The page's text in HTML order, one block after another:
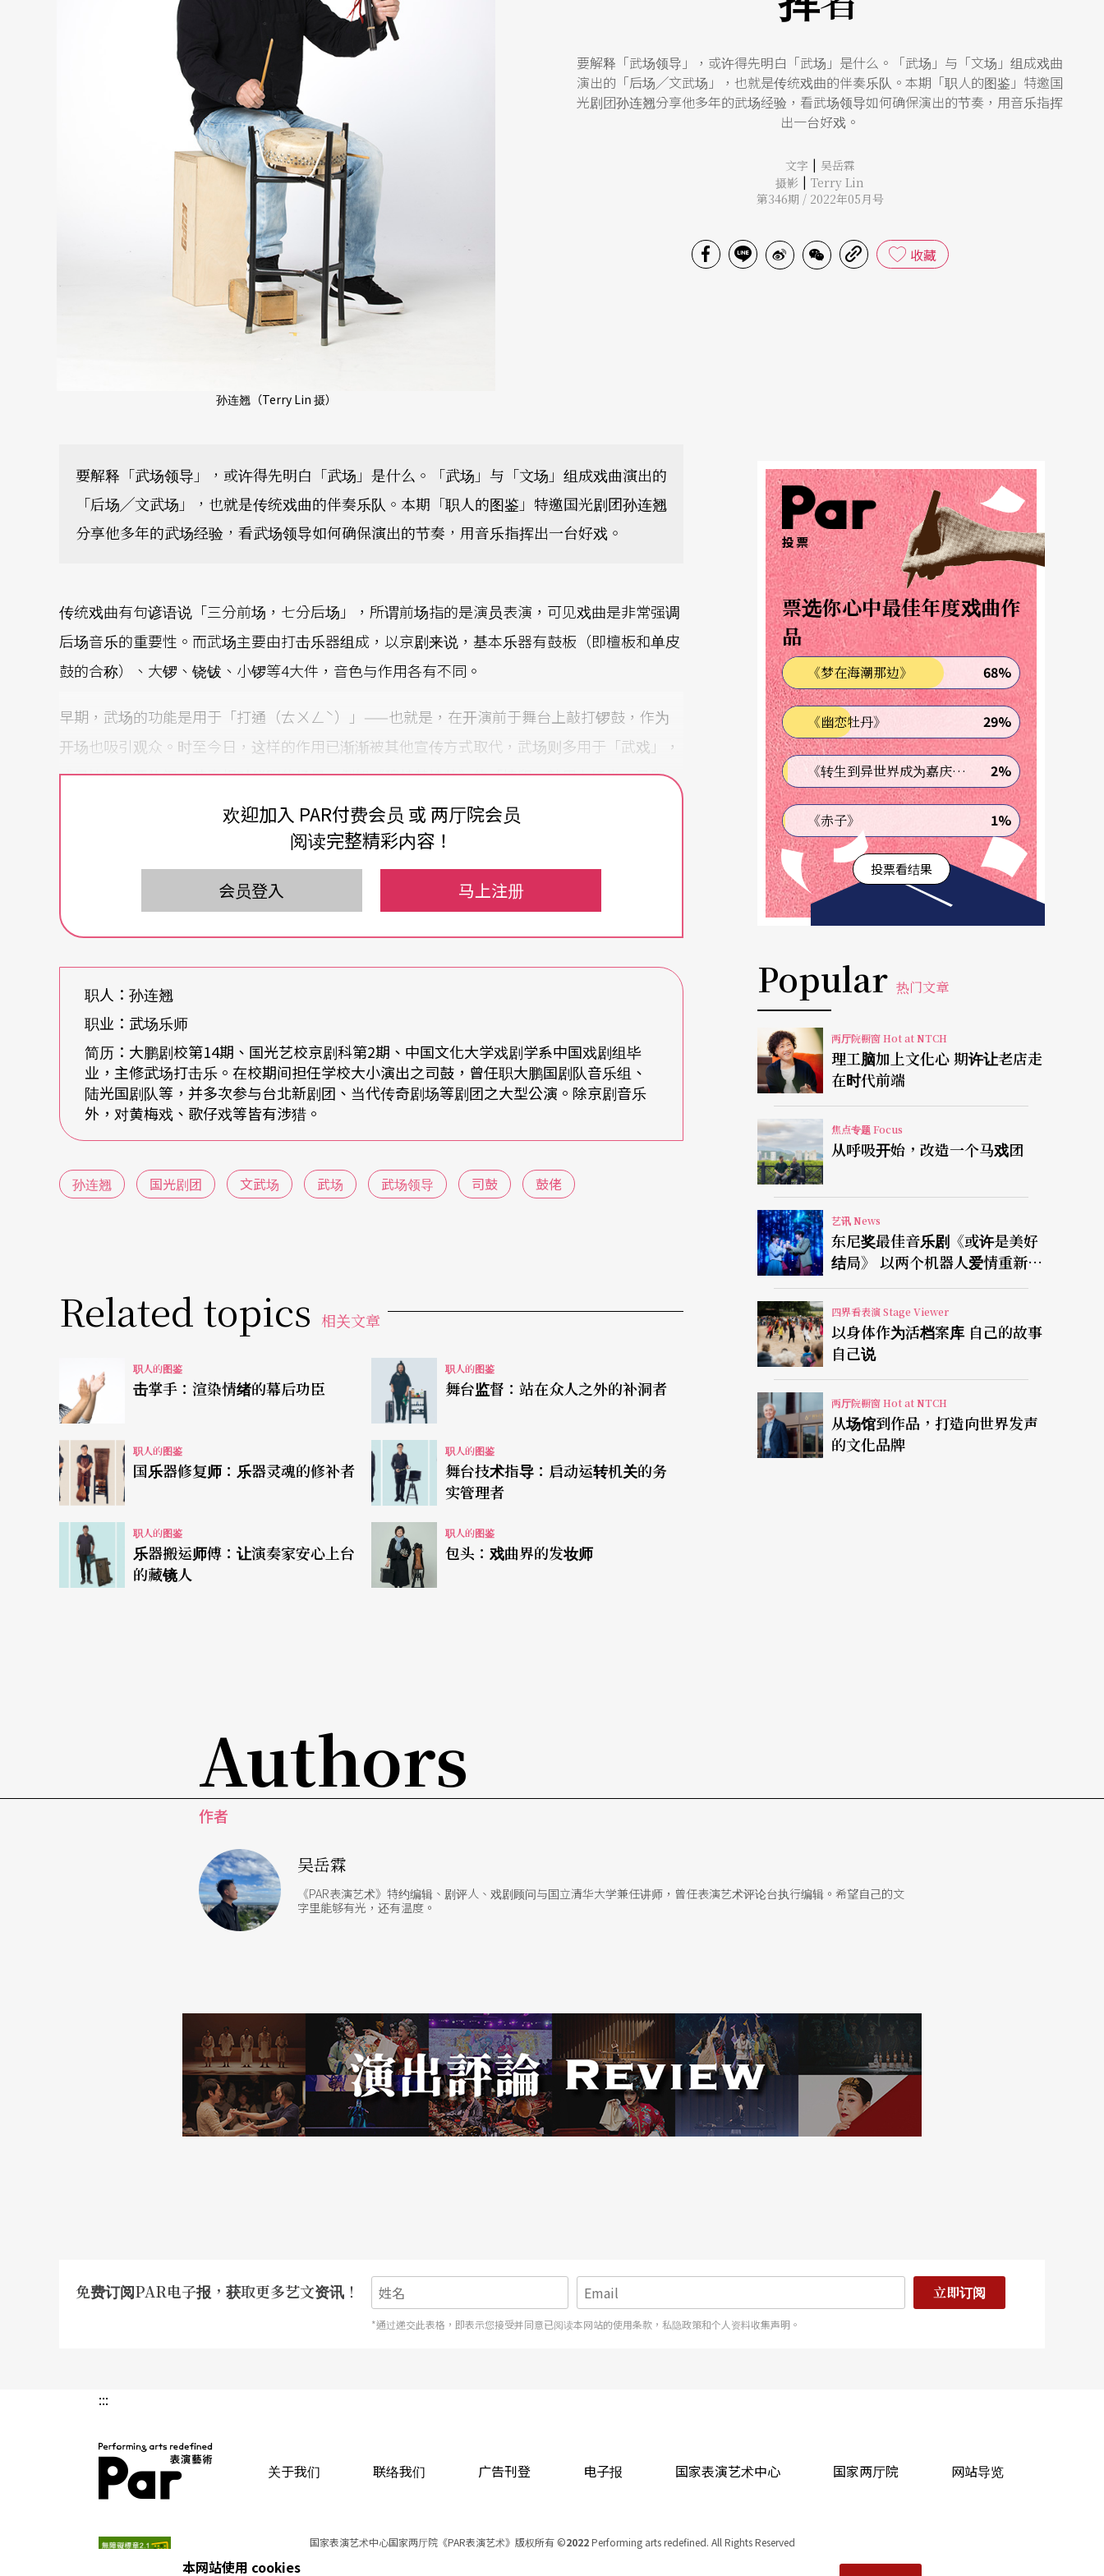
孙连翘（Terry Lin 摄）
要解释「武场领导」，或许得先明白「武场」是什么。「武场」与「文场」组成戏曲
演出的「后场╱文武场」，也就是传统戏曲的伴奏乐队。本期「职人的图鉴」特邀国
光剧团孙连翘分享他多年的武场经验，看武场领导如何确保演出的节奏，用音乐指挥
出一台好戏。
文字 | 吴岳霖
摄影 | Terry Lin
第346期 / 2022年05月号
收藏
要解释「武场领导」，或许得先明白「武场」是什么。「武场」与「文场」组成戏曲演出的
「后场╱文武场」，也就是传统戏曲的伴奏乐队。本期「职人的图鉴」特邀国光剧团孙连翘
分享他多年的武场经验，看武场领导如何确保演出的节奏，用音乐指挥出一台好戏。
传统戏曲有句谚语说「三分前场，七分后场」，所谓前场指的是演员表演，可见戏曲是非常强调
后场音乐的重要性。而武场主要由打击乐器组成，以京剧来说，基本乐器有鼓板（即檀板和单皮
鼓的合称）、大锣、铙钹、小锣等4大件，音色与作用各有不同。
早期，武场的功能是用于「打通（ㄊㄨㄥˋ）」——也就是，在开演前于舞台上敲打锣鼓，作为
开场也吸引观众。时至今日，这样的作用已渐渐被其他宣传方式取代，武场则多用于「武戏」，
或是比较需要热闹、节奏相对鲜明的场景，例如《穆桂英挂帅》的「捧印」就用九锤半、马腿、
阴锣一连串的锣鼓组合，与演员身段搭配，诠释穆桂英当时心境。
至于「武场领导」，与西方乐团的「指挥」类似。其不只是武场的领导者，整个后场也是由武场
领导掌握——文场也有文场领导，但有些地方是需要藉武场领导来启动。透过武场领导的手势与
节奏来带领戏曲表演，演出快慢往往都操控在他的手中。而武场领导是由鼓板演奏者担任，又称
之为「司鼓」、「鼓佬」。在戏曲进入现代剧场后，会再加入不同类型的西方乐器，此时会再增
加一位乐团指挥；所以，乐团指挥、武场领导、文场领导必须要有彼此配合的默契，而非纯粹以
其中一人为首。
欢迎加入 PAR付费会员 或 两厅院会员
阅读完整精彩内容！
会员登入 马上注册
职人：孙连翘
职业：武场乐师
简历：大鹏剧校第14期、国光艺校京剧科第2期、中国文化大学戏剧学系中国戏剧组毕
业，主修武场打击乐。在校期间担任学校大小演出之司鼓，曾任职大鹏国剧队音乐组、
陆光国剧队等，并多次参与台北新剧团、当代传奇剧场等剧团之大型公演。除京剧音乐
外，对黄梅戏、歌仔戏等皆有涉猎。
孙连翘 国光剧团 文武场 武场 武场领导 司鼓 鼓佬
Related topics 相关文章
职人的图鉴
击掌手：渲染情绪的幕后功臣
职人的图鉴
舞台监督：站在众人之外的补洞者
职人的图鉴
国乐器修复师：乐器灵魂的修补者
职人的图鉴
舞台技术指导：启动运转机关的务
实管理者
职人的图鉴
乐器搬运师傅：让演奏家安心上台
的藏镜人
职人的图鉴
包头：戏曲界的发妆师
投票
票选你心中最佳年度戏曲作
品
《梦在海潮那边》 68%
《幽恋牡丹》 29%
《转生到异世界成为嘉庆君—发现我的祖先是诈骗集团!?》 2%
《赤子》 1%
投票看结果
Popular 热门文章
两厅院橱窗 Hot at NTCH
理工脑加上文化心 期许让老店走
在时代前端
焦点专题 Focus
从呼吸开始，改造一个马戏团
艺讯 News
东尼奖最佳音乐剧《或许是美好
结局》 以两个机器人爱情重新凝
视有限人生
四界看表演 Stage Viewer
以身体作为活档案库 自己的故事
自己说
两厅院橱窗 Hot at NTCH
从场馆到作品，打造向世界发声
的文化品牌
Authors
作者
吴岳霖
《PAR表演艺术》特约编辑、剧评人、戏剧顾问与国立清华大学兼任讲师，曾任表演艺术评论台执行编辑。希望自己的文
字里能够有光，还有温度。
免费订阅PAR电子报，获取更多艺文资讯！ 立即订阅
*通过递交此表格，即表示您接受并同意已阅读本网站的使用条款，私隐政策和个人资料收集声明。
:::
关于我们 联络我们 广告刊登 电子报 国家表演艺术中心 国家两厅院 网站导览
国家表演艺术中心国家两厅院《PAR表演艺术》版权所有 ©2022Performing arts redefined. All Rights Reserved
本网站使用 cookies